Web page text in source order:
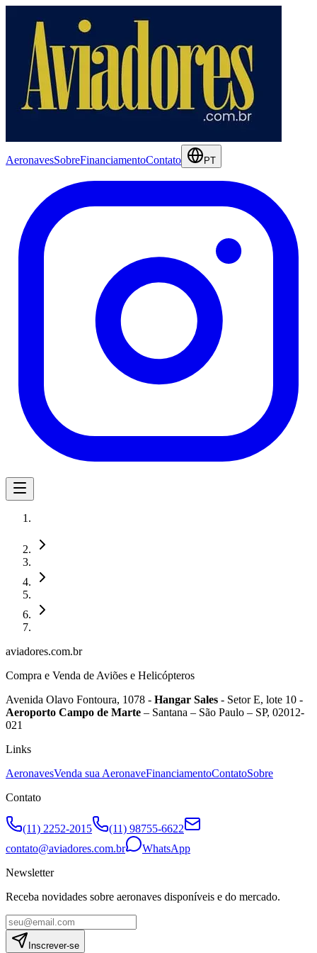
AeronavesSobreFinanciamentoContato PT
aviadores.com.br
Compra e Venda de Aviões e Helicópteros
Avenida Olavo Fontoura, 1078 - Hangar Sales - Setor E, lote 10 -
Aeroporto Campo de Marte – Santana – São Paulo – SP, 02012-
021
Links
AeronavesVenda sua AeronaveFinanciamentoContatoSobre
Contato
(11) 2252-2015
(11) 98755-6622
contato@aviadores.com.br
WhatsApp
Newsletter
Receba novidades sobre aeronaves disponíveis e do mercado.
Inscrever-se